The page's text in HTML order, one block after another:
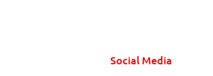
Social Media